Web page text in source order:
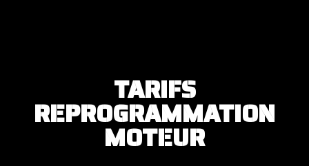
TARIFS
REPROGRAMMATION
MOTEUR